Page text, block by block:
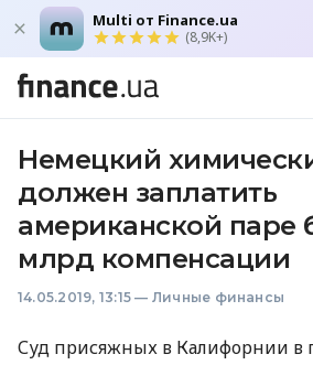
Multi от Finance.ua
(8,9K+)
Немецкий
должен заплатить
американской паре
млрд компенсации
14.05.2019, 13:15 — Личные финансы
Суд присяжных в Калифорнии в